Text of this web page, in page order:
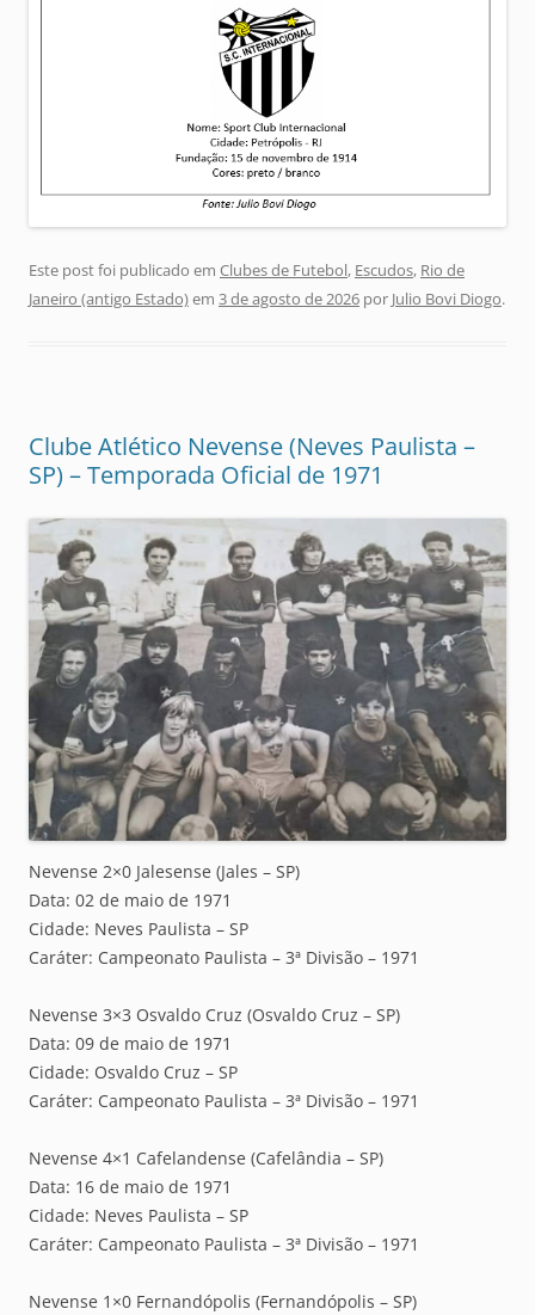
Este post foi publicado em Clubes de Futebol, Escudos, Rio de
Janeiro (antigo Estado)em 3 de agosto de 2026 por Julio Bovi Diogo.
Clube Atlético Nevense (Neves Paulista –
SP) – Temporada Oficial de 1971
Nevense 2×0 Jalesense (Jales – SP)
Data: 02 de maio de 1971
Cidade: Neves Paulista – SP
Caráter: Campeonato Paulista – 3ª Divisão – 1971
Nevense 3×3 Osvaldo Cruz (Osvaldo Cruz – SP)
Data: 09 de maio de 1971
Cidade: Osvaldo Cruz – SP
Caráter: Campeonato Paulista – 3ª Divisão – 1971
Nevense 4×1 Cafelandense (Cafelândia – SP)
Data: 16 de maio de 1971
Cidade: Neves Paulista – SP
Caráter: Campeonato Paulista – 3ª Divisão – 1971
Nevense 1×0 Fernandópolis (Fernandópolis – SP)